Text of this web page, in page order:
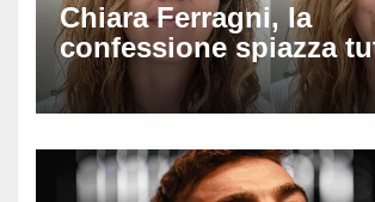
Chiara Ferragni, la
confessione spiazza
mio ex voleva che mi
il seno». Poi svela i